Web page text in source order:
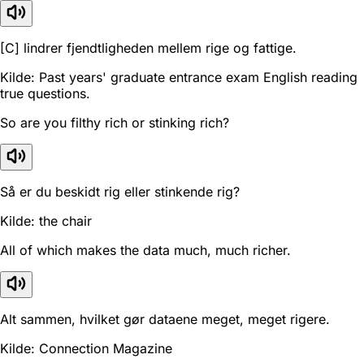
[C] lindrer fjendtligheden mellem rige og fattige.
Kilde: Past years' graduate entrance exam English reading
true questions.
So are you filthy rich or stinking rich?
Så er du beskidt rig eller stinkende rig?
Kilde: the chair
All of which makes the data much, much richer.
Alt sammen, hvilket gør dataene meget, meget rigere.
Kilde: Connection Magazine